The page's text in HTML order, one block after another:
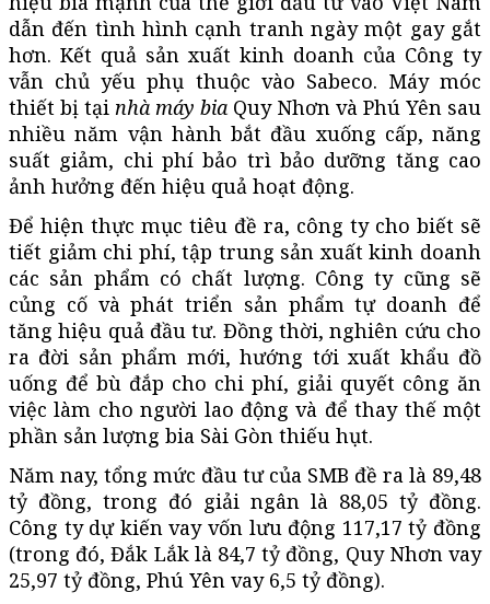
dẫn đến tình hình cạnh tranh ngày một gay gắt
hơn. Kết quả sản xuất kinh doanh của Công ty
vẫn chủ yếu phụ thuộc vào Sabeco. Máy móc
thiết bị tại nhà máy bia Quy Nhơn và Phú Yên sau
nhiều năm vận hành bắt đầu xuống cấp, năng
suất giảm, chi phí bảo trì bảo dưỡng tăng cao
ảnh hưởng đến hiệu quả hoạt động.
Để hiện thực mục tiêu đề ra, công ty cho biết sẽ
tiết giảm chi phí, tập trung sản xuất kinh doanh
các sản phẩm có chất lượng. Công ty cũng sẽ
củng cố và phát triển sản phẩm tự doanh để
tăng hiệu quả đầu tư. Đồng thời, nghiên cứu cho
ra đời sản phẩm mới, hướng tới xuất khẩu đồ
uống để bù đắp cho chi phí, giải quyết công ăn
việc làm cho người lao động và để thay thế một
phần sản lượng bia Sài Gòn thiếu hụt.
Năm nay, tổng mức đầu tư của SMB đề ra là 89,48
tỷ đồng, trong đó giải ngân là 88,05 tỷ đồng.
Công ty dự kiến vay vốn lưu động 117,17 tỷ đồng
(trong đó, Đắk Lắk là 84,7 tỷ đồng, Quy Nhơn vay
25,97 tỷ đồng, Phú Yên vay 6,5 tỷ đồng).